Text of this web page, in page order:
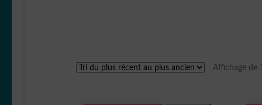
Affichage de